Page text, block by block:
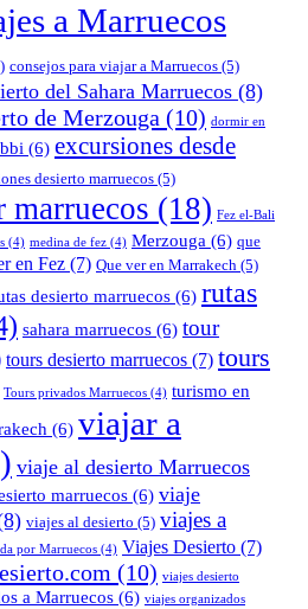
a Marruecos
consejos para viajar a Marruecos (5)
del Sahara Marruecos (8)
de Merzouga (10) dormir en
(6) excursiones desde
desierto marruecos (5)
marruecos (18) Fez el-Bali
(4) medina de fez (4) Merzouga (6) que
en Fez (7) Que ver en Marrakech (5)
desierto marruecos (6) rutas
sahara marruecos (6) tour
tours desierto marruecos (7) tours
Tours privados Marruecos (4) turismo en
(6) viajar a
viaje al desierto Marruecos
marruecos (6) viaje
viajes al desierto (5) viajes a
por Marruecos (4) Viajes Desierto (7)
(10) viajes desierto
a Marruecos (6) viajes organizados